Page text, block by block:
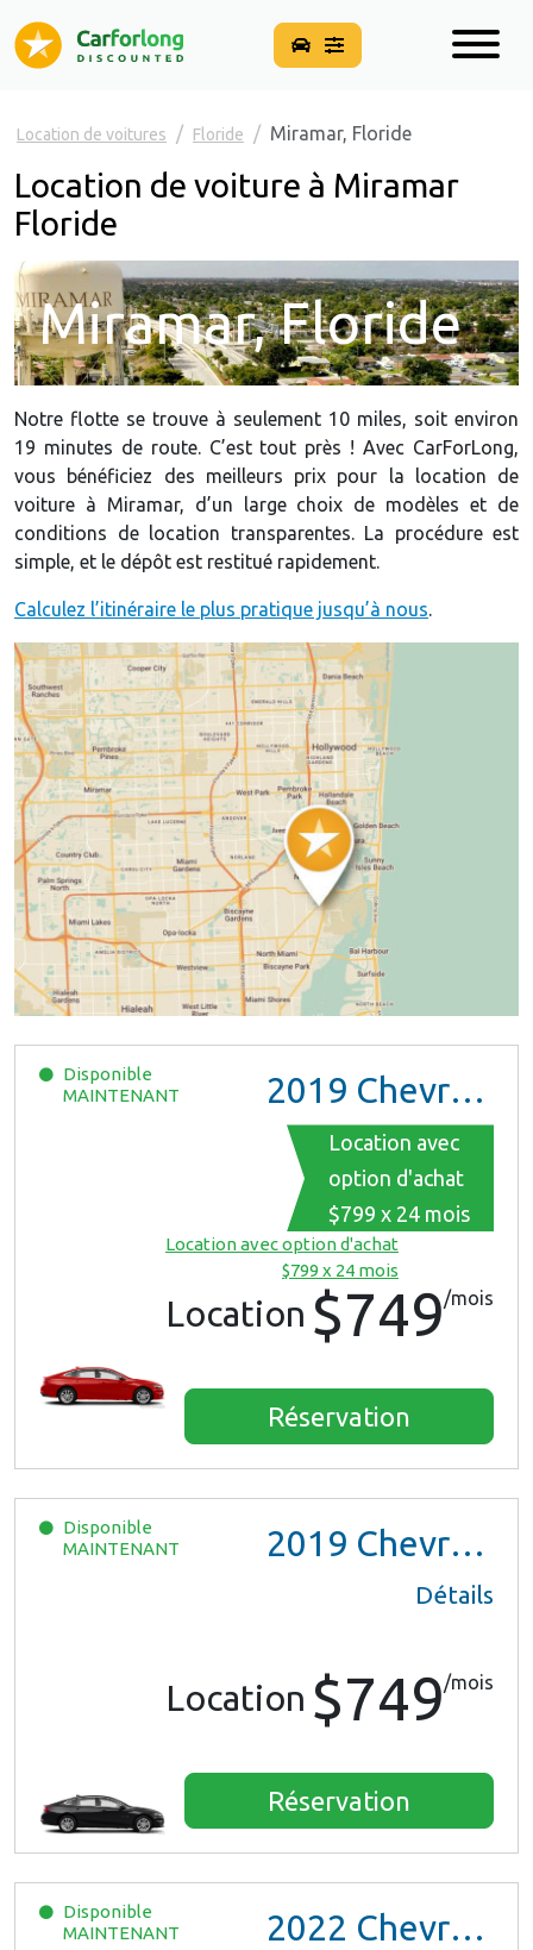
Location de voitures Floride Miramar, Floride
Location de voiture à Miramar
Floride
Miramar, Floride
Notre flotte se trouve à seulement 10 miles, soit environ
19 minutes de route. C’est tout près ! Avec CarForLong,
vous bénéficiez des meilleurs prix pour la location de
voiture à Miramar, d’un large choix de modèles et de
conditions de location transparentes. La procédure est
simple, et le dépôt est restitué rapidement.
Calculez l’itinéraire le plus pratique jusqu’à nous.
Disponible
MAINTENANT
2019 Chevrolet Malibu
Location avec
option d'achat
$799 x 24 mois
Location avec option d'achat
$799 x 24 mois
Location $749/mois
Réservation
Disponible
MAINTENANT
2019 Chevrolet Malibu
Détails
Location $749/mois
Réservation
Disponible
MAINTENANT
2022 Chevrolet Trax LS